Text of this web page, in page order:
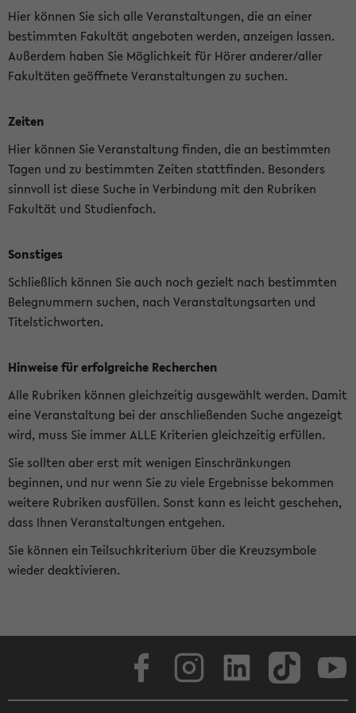
Hier können Sie sich alle Veranstaltungen, die an einer
bestimmten Fakultät angeboten werden, anzeigen lassen.
Außerdem haben Sie Möglichkeit für Hörer anderer/aller
Fakultäten geöffnete Veranstaltungen zu suchen.
Zeiten
Hier können Sie Veranstaltung finden, die an bestimmten
Tagen und zu bestimmten Zeiten stattfinden. Besonders
sinnvoll ist diese Suche in Verbindung mit den Rubriken
Fakultät und Studienfach.
Sonstiges
Schließlich können Sie auch noch gezielt nach bestimmten
Belegnummern suchen, nach Veranstaltungsarten und
Titelstichworten.
Hinweise für erfolgreiche Recherchen
Alle Rubriken können gleichzeitig ausgewählt werden. Damit
eine Veranstaltung bei der anschließenden Suche angezeigt
wird, muss Sie immer ALLE Kriterien gleichzeitig erfüllen.
Sie sollten aber erst mit wenigen Einschränkungen
beginnen, und nur wenn Sie zu viele Ergebnisse bekommen
weitere Rubriken ausfüllen. Sonst kann es leicht geschehen,
dass Ihnen Veranstaltungen entgehen.
Sie können ein Teilsuchkriterium über die Kreuzsymbole
wieder deaktivieren.